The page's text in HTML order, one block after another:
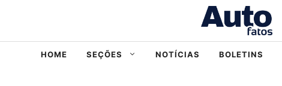
HOME SEÇÕES NOTÍCIAS BOLETINS